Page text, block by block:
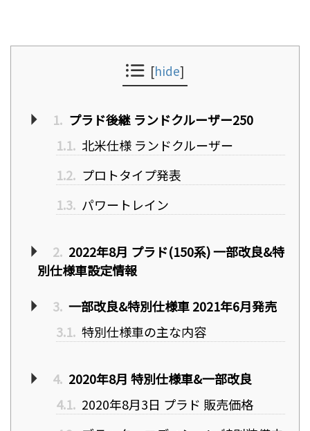
[hide]
1. プラド後継 ランドクルーザー250
1.1. 北米仕様 ランドクルーザー
1.2. プロトタイプ発表
1.3. パワートレイン
2. 2022年8月 プラド(150系) 一部改良&特
別仕様車設定情報
3. 一部改良&特別仕様車 2021年6月発売
3.1. 特別仕様車の主な内容
4. 2020年8月 特別仕様車&一部改良
4.1. 2020年8月3日 プラド 販売価格